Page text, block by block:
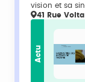
vision et sa
41 Rue
Actu